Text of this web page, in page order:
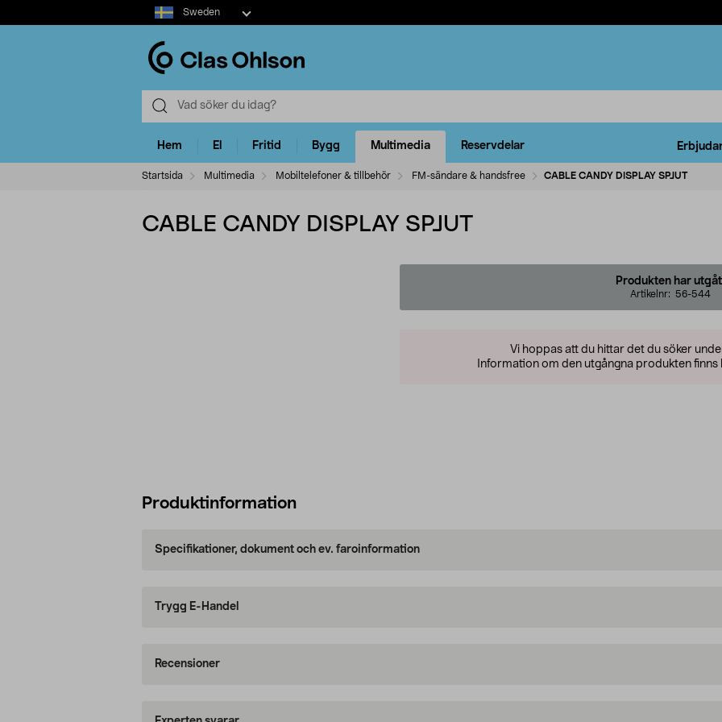
Select
market
Sweden
Hem El Fritid Bygg Multimedia Reservdelar
Startsida Multimedia Mobiltelefoner & tillbehör FM-sändare & handsfree CABLE CANDY DISPLAY SPJUT
CABLE CANDY DISPLAY SPJUT
Produkten har
Artikelnr: 56-544
Vi hoppas att du hittar det du söker
Information om den utgångna produkten finns
Produktinformation
Specifikationer, dokument och ev. faroinformation
Trygg E-Handel
Recensioner